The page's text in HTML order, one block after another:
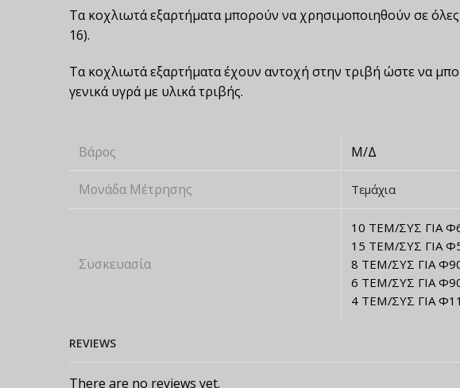
Τα κοχλιωτά εξαρτήματα μπορούν να χρησιμοποιηθούν σε
16).
Τα κοχλιωτά εξαρτήματα έχουν αντοχή στην τριβή ώστε να
γενικά υγρά με υλικά τριβής.
Βάρος Μ/Δ
Μονάδα Μέτρησης Τεμάχια
Συσκευασία
10 ΤΕΜ/ΣΥΣ ΓΙΑ
15 ΤΕΜ/ΣΥΣ ΓΙΑ
8 ΤΕΜ/ΣΥΣ ΓΙΑ
6 ΤΕΜ/ΣΥΣ ΓΙΑ
4 ΤΕΜ/ΣΥΣ ΓΙΑ
REVIEWS
There are no reviews yet.